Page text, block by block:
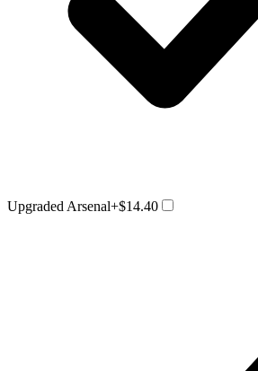
Upgraded Arsenal+$14.40